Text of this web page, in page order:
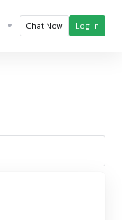
Chat Now Log In